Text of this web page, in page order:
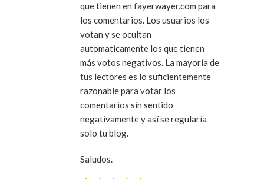
que tienen en fayerwayer.com para
los comentarios. Los usuarios los
votan y se ocultan
automaticamente los que tienen
más votos negativos. La mayoría de
tus lectores es lo suficientemente
razonable para votar los
comentarios sin sentido
negativamente y así se regularía
solo tu blog.
Saludos.